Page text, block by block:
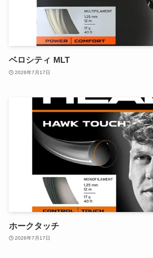
ベロシティ MLT
2026年7月17日
ホークタッチ
2026年7月17日